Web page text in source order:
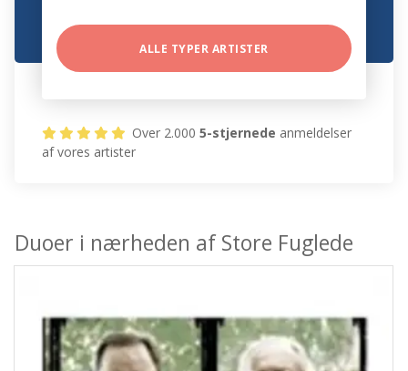
ALLE TYPER ARTISTER
Over 2.0005-stjernede anmeldelser
af vores artister
Duoer i nærheden af Store Fuglede